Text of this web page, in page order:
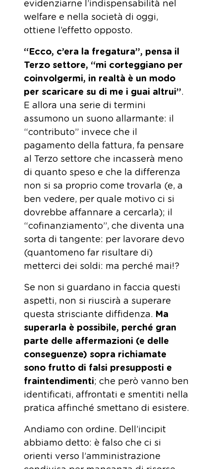
evidenziarne l’indispensabilità nel
welfare e nella società di oggi,
ottiene l’effetto opposto.
“Ecco, c’era la fregatura”, pensa il
Terzo settore, “mi corteggiano per
coinvolgermi, in realtà è un modo
per scaricare su di me i guai altrui”.
E allora una serie di termini
assumono un suono allarmante: il
“contributo” invece che il
pagamento della fattura, fa pensare
al Terzo settore che incasserà meno
di quanto speso e che la differenza
non si sa proprio come trovarla (e, a
ben vedere, per quale motivo ci si
dovrebbe affannare a cercarla); il
“cofinanziamento”, che diventa una
sorta di tangente: per lavorare devo
(quantomeno far risultare di)
metterci dei soldi: ma perché mai!?
Se non si guardano in faccia questi
aspetti, non si riuscirà a superare
questa strisciante diffidenza. Ma
superarla è possibile, perché gran
parte delle affermazioni (e delle
conseguenze) sopra richiamate
sono frutto di falsi presupposti e
fraintendimenti; che però vanno ben
identificati, affrontati e smentiti nella
pratica affinché smettano di esistere.
Andiamo con ordine. Dell’incipit
abbiamo detto: è falso che ci si
orienti verso l’amministrazione